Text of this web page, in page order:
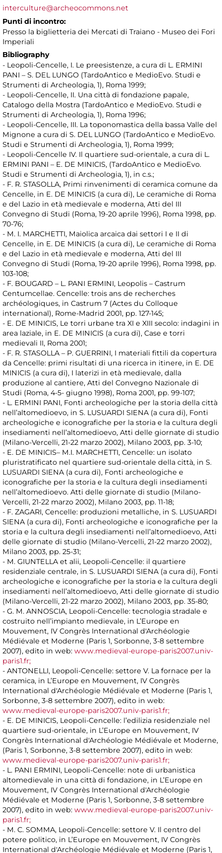
interculture@archeocommons.net
Punti di incontro:
Presso la biglietteria dei Mercati di Traiano - Museo dei Fori
Imperiali
Bibliography
- Leopoli-Cencelle, I. Le preesistenze, a cura di L. ERMINI
PANI – S. DEL LUNGO (TardoAntico e MedioEvo. Studi e
Strumenti di Archeologia, 1), Roma 1999;
- Leopoli-Cencelle, II. Una città di fondazione papale,
Catalogo della Mostra (TardoAntico e MedioEvo. Studi e
Strumenti di Archeologia, 1), Roma 1996;
- Leopoli-Cencelle, III. La toponomastica della bassa Valle del
Mignone a cura di S. DEL LUNGO (TardoAntico e MedioEvo.
Studi e Strumenti di Archeologia, 1), Roma 1999;
- Leopoli-Cencelle IV. Il quartiere sud-orientale, a cura di L.
ERMINI PANI – E. DE MINICIS, (TardoAntico e MedioEvo.
Studi e Strumenti di Archeologia, 1), in c.s.;
- F. R. STASOLLA, Primi rinvenimenti di ceramica comune da
Cencelle, in E. DE MINICIS (a cura di), Le ceramiche di Roma
e del Lazio in età medievale e moderna, Atti del III
Convegno di Studi (Roma, 19-20 aprile 1996), Roma 1998, pp.
70-76;
- M. I. MARCHETTI, Maiolica arcaica dai settori I e II di
Cencelle, in E. DE MINICIS (a cura di), Le ceramiche di Roma
e del Lazio in età medievale e moderna, Atti del III
Convegno di Studi (Roma, 19-20 aprile 1996), Roma 1998, pp.
103-108;
- F. BOUGARD – L. PANI ERMINI, Leopolis – Castrum
Centumcellae. Cencelle: trois ans de recherches
archéologiques, in Castrum 7 (Actes du Colloque
international), Rome-Madrid 2001, pp. 127-145;
- E. DE MINICIS, Le torri urbane tra XI e XIII secolo: indagini in
area laziale, in E. DE MINICIS (a cura di), Case e torri
medievali II, Roma 2001;
- F. R. STASOLLA – P. GUERRINI, I materiali fittili da copertura
da Cencelle: primi risultati di una ricerca in itinere, in E. DE
MINICIS (a cura di), I laterizi in età medievale, dalla
produzione al cantiere, Atti del Convegno Nazionale di
Studi (Roma, 4-5- giugno 1998), Roma 2001, pp. 99-107;
- L. ERMINI PANI, Fonti archeologiche per la storia della città
nell’altomedioevo, in S. LUSUARDI SIENA (a cura di), Fonti
archeologiche e iconografiche per la storia e la cultura degli
insediamenti nell’altomedioevo, Atti delle giornate di studio
(Milano-Vercelli, 21-22 marzo 2002), Milano 2003, pp. 3-10;
- E. DE MINICIS– M.I. MARCHETTI, Cencelle: un isolato
pluristratificato nel quartiere sud-orientale della città, in S.
LUSUARDI SIENA (a cura di), Fonti archeologiche e
iconografiche per la storia e la cultura degli insediamenti
nell’altomedioevo. Atti delle giornate di studio (Milano-
Vercelli, 21-22 marzo 2002), Milano 2003, pp. 11-18;
- F. ZAGARI, Cencelle: produzioni metalliche, in S. LUSUARDI
SIENA (a cura di), Fonti archeologiche e iconografiche per la
storia e la cultura degli insediamenti nell’altomedioevo, Atti
delle giornate di studio (Milano-Vercelli, 21-22 marzo 2002),
Milano 2003, pp. 25-31;
- M. GIUNTELLA et alii, Leopoli-Cencelle: il quartiere
residenziale centrale, in S. LUSUARDI SIENA (a cura di), Fonti
archeologiche e iconografiche per la storia e la cultura degli
insediamenti nell’altomedioevo, Atti delle giornate di studio
(Milano-Vercelli, 21-22 marzo 2002), Milano 2003, pp. 35-80;
- G. M. ANNOSCIA, Leopoli-Cencelle: tecnologia stradale e
costruito nell’impianto medievale, in L’Europe en
Mouvement, IV Congrès International d'Archéologie
Médiévale et Moderne (Paris 1, Sorbonne, 3-8 settembre
2007), edito in web: www.medieval-europe-paris2007.univ-
paris1.fr;
- ANTONELLI, Leopoli-Cencelle: settore V. La fornace per la
ceramica, in L’Europe en Mouvement, IV Congrès
International d'Archéologie Médiévale et Moderne (Paris 1,
Sorbonne, 3-8 settembre 2007), edito in web:
www.medieval-europe-paris2007.univ-paris1.fr;
- E. DE MINICIS, Leopoli-Cencelle: l’edilizia residenziale nel
quartiere sud-orientale, in L’Europe en Mouvement, IV
Congrès International d'Archéologie Médiévale et Moderne,
(Paris 1, Sorbonne, 3-8 settembre 2007), edito in web:
www.medieval-europe-paris2007.univ-paris1.fr;
- L. PANI ERMINI, Leopoli-Cencelle: note di urbanistica
altomedievale in una città di fondazione, in L’Europe en
Mouvement, IV Congrès International d'Archéologie
Médiévale et Moderne (Paris 1, Sorbonne, 3-8 settembre
2007), edito in web: www.medieval-europe-paris2007.univ-
paris1.fr;
- M. C. SOMMA, Leopoli-Cencelle: settore V. Il centro del
potere politico, in L’Europe en Mouvement, IV Congrès
International d'Archéologie Médiévale et Moderne (Paris 1,